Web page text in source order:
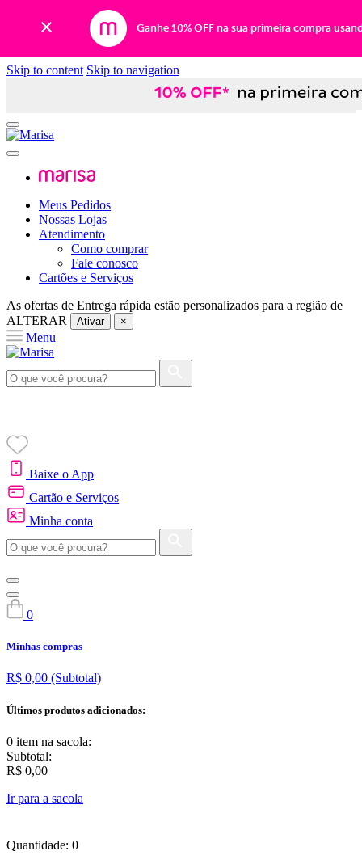
Ganhe 10% OFF na sua primeira compra
Skip to content Skip to navigation
Meus Pedidos
Nossas Lojas
Atendimento
Como comprar
Fale conosco
Cartões e Serviços
As ofertas de Entrega rápida estão personalizados para a região de
ALTERAR
Ativar ×
Menu
Baixe o App
Cartão e Serviços
Minha conta
0
Minhas compras
R$ 0,00 (Subtotal)
Últimos produtos adicionados:
0 item na sacola:
Subtotal:
R$ 0,00
Ir para a sacola
Quantidade: 0